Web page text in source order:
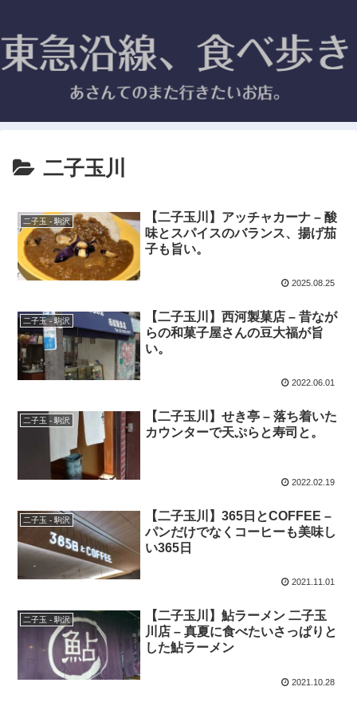
二子玉川
二子玉 - 駒沢
【二子玉川】アッチャカーナ – 酸
味とスパイスのバランス、揚げ茄
子も旨い。
2025.08.25
二子玉 - 駒沢
【二子玉川】西河製菓店 – 昔なが
らの和菓子屋さんの豆大福が旨
い。
2022.06.01
二子玉 - 駒沢
【二子玉川】せき亭 – 落ち着いた
カウンターで天ぷらと寿司と。
2022.02.19
二子玉 - 駒沢
【二子玉川】365日とCOFFEE –
パンだけでなくコーヒーも美味し
い365日
2021.11.01
二子玉 - 駒沢
【二子玉川】鮎ラーメン 二子玉
川店 – 真夏に食べたいさっぱりと
した鮎ラーメン
2021.10.28